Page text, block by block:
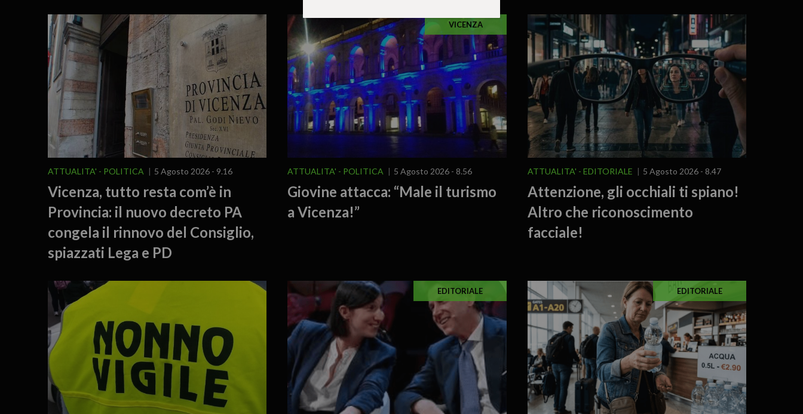
ATTUALITA' POLITICA 5 Agosto 2026 - 9.16
Vicenza, tutto resta com’è in
Provincia: il nuovo decreto PA
congela il rinnovo del Consiglio,
spiazzati Lega e PD
VICENZA
ATTUALITA' POLITICA 5 Agosto 2026 - 8.56
Giovine attacca: “Male il turismo
a Vicenza!”
ATTUALITA' EDITORIALE 5 Agosto 2026 - 8.47
Attenzione, gli occhiali ti spiano!
Altro che riconoscimento
facciale!
EDITORIALE EDITORIALE